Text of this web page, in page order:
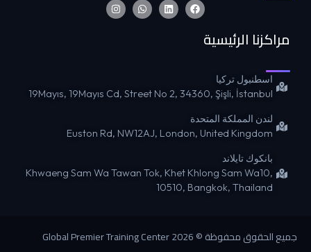
مراكزنا الرئيسية
اسطنبول تركيا
19Mayıs, 19Mayıs Cd, Street No 2, 34360, Şişli, İstanbul
لندن المملكة المتحدة
Euston Rd, NW12AJ, London, United Kingdom
بانكوك تايلاند
Khwaeng Sam Wa Tawan Tok, Khet Khlong Sam Wa10,
10510, Bangkok, Thailand
جميع الحقوق محفوظة © 2026 Global Premier Training Center